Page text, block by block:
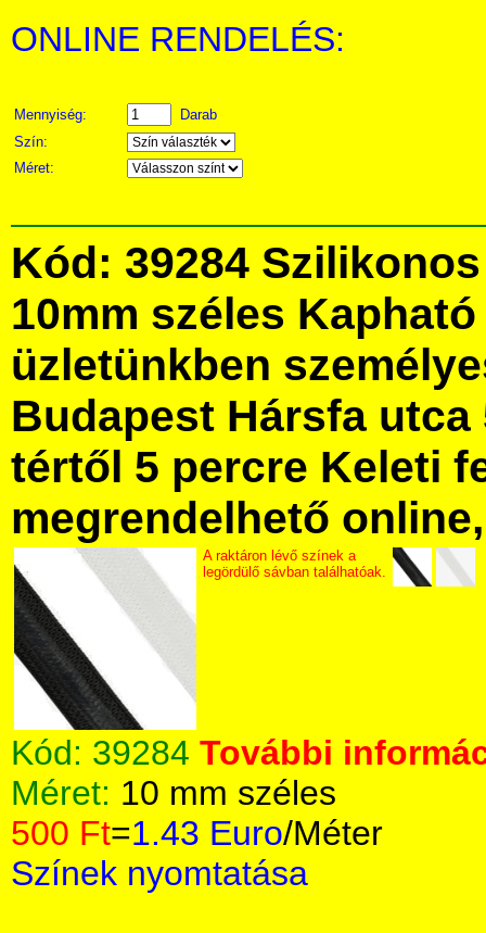
ONLINE RENDELÉS:
Mennyiség:
Darab
Szín:
Méret:
Kód: 39284
10mm széles
üzletünkben
Budapest Hársfa utca
tértől 5 percre Keleti
megrendelhető
A raktáron lévő színek a
legördülő sávban találhatóak.
Kód: 39284 További
Méret: 10 mm széles
500 Ft=1.43 Euro/Méter
Színek nyomtatása